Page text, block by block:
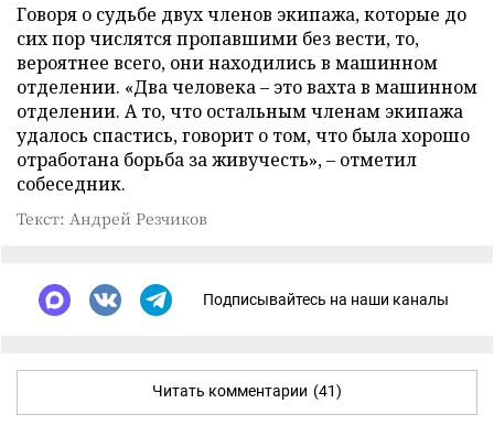
Говоря о судьбе двух членов экипажа, которые до
сих пор числятся пропавшими без вести, то,
вероятнее всего, они находились в машинном
отделении. «Два человека – это вахта в машинном
отделении. А то, что остальным членам экипажа
удалось спастись, говорит о том, что была хорошо
отработана борьба за живучесть», – отметил
собеседник.
Текст: Андрей Резчиков
Подписывайтесь на наши каналы
Читать комментарии (41)